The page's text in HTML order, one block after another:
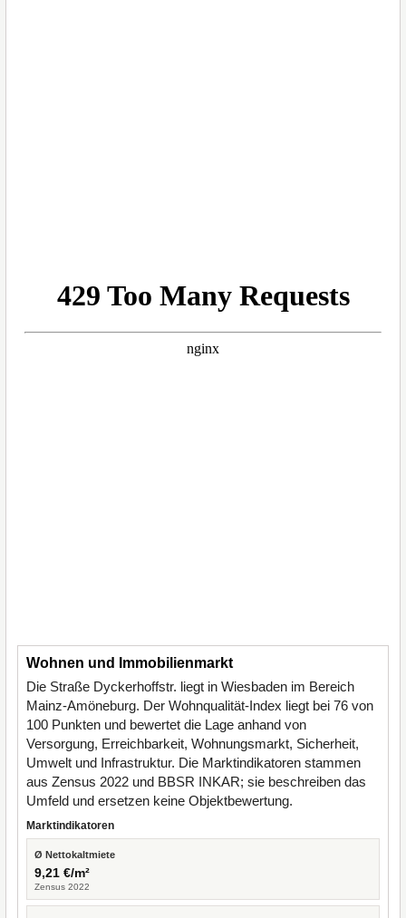
Wohnen und Immobilienmarkt
Die Straße Dyckerhoffstr. liegt in Wiesbaden im Bereich
Mainz-Amöneburg. Der Wohnqualität-Index liegt bei 76 von
100 Punkten und bewertet die Lage anhand von
Versorgung, Erreichbarkeit, Wohnungsmarkt, Sicherheit,
Umwelt und Infrastruktur. Die Marktindikatoren stammen
aus Zensus 2022 und BBSR INKAR; sie beschreiben das
Umfeld und ersetzen keine Objektbewertung.
Marktindikatoren
Ø Nettokaltmiete
9,21 €/m²
Zensus 2022